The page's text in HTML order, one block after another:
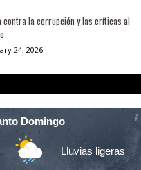
contra la corrupción y las críticas al
24, 2026
Domingo
Lluvias ligeras